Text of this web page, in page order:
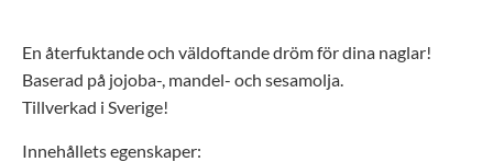
En återfuktande och väldoftande dröm för dina naglar!
Baserad på jojoba-, mandel- och sesamolja.
Tillverkad i Sverige!
Innehållets egenskaper: